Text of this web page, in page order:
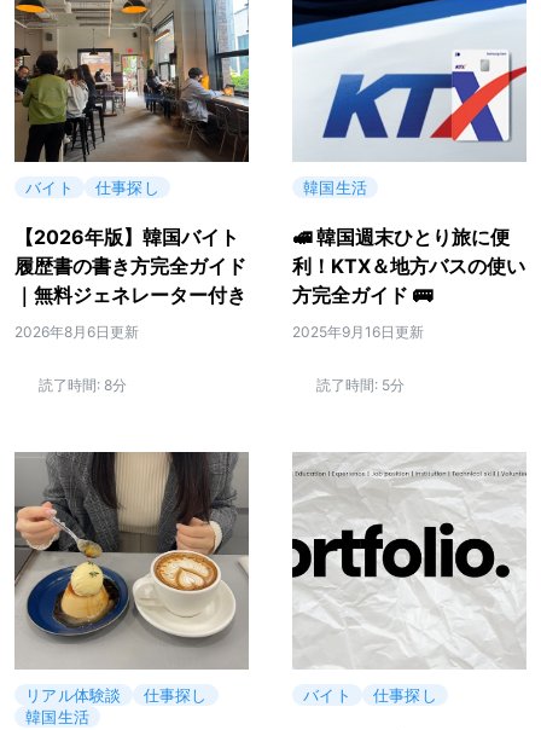
バイト 仕事探し
【2026年版】韓国バイト
履歴書の書き方完全ガイド
｜無料ジェネレーター付き
2026年8月6日更新
読了時間: 8分
韓国生活
🚅 韓国週末ひとり旅に便
利！KTX＆地方バスの使い
方完全ガイド 🚌
2025年9月16日更新
読了時間: 5分
リアル体験談
仕事探し
韓国生活
バイト 仕事探し